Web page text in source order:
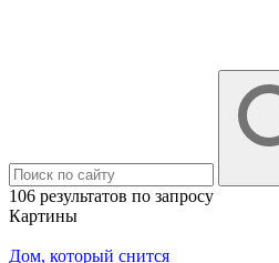
106 результатов по запросу
Картины
Дом, который снится